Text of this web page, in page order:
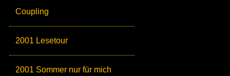
Coupling
2001 Lesetour
2001 Sommer nur für mich